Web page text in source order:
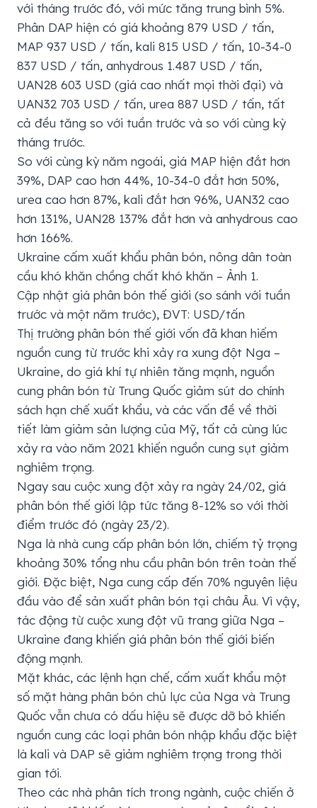
với tháng trước đó, với mức tăng trung bình 5%.
Phân DAP hiện có giá khoảng 879 USD / tấn,
MAP 937 USD / tấn, kali 815 USD / tấn, 10-34-0
837 USD / tấn, anhydrous 1.487 USD / tấn,
UAN28 603 USD (giá cao nhất mọi thời đại) và
UAN32 703 USD / tấn, urea 887 USD / tấn, tất
cả đều tăng so với tuần trước và so với cùng kỳ
tháng trước.
So với cùng kỳ năm ngoái, giá MAP hiện đắt hơn
39%, DAP cao hơn 44%, 10-34-0 đắt hơn 50%,
urea cao hơn 87%, kali đắt hơn 96%, UAN32 cao
hơn 131%, UAN28 137% đắt hơn và anhydrous cao
hơn 166%.
Ukraine cấm xuất khẩu phân bón, nông dân toàn
cầu khó khăn chồng chất khó khăn – Ảnh 1.
Cập nhật giá phân bón thế giới (so sánh với tuần
trước và một năm trước), ĐVT: USD/tấn
Thị trường phân bón thế giới vốn đã khan hiếm
nguồn cung từ trước khi xảy ra xung đột Nga –
Ukraine, do giá khí tự nhiên tăng mạnh, nguồn
cung phân bón từ Trung Quốc giảm sút do chính
sách hạn chế xuất khẩu, và các vấn đề về thời
tiết làm giảm sản lượng của Mỹ, tất cả cùng lúc
xảy ra vào năm 2021 khiến nguồn cung sụt giảm
nghiêm trọng.
Ngay sau cuộc xung đột xảy ra ngày 24/02, giá
phân bón thế giới lập tức tăng 8-12% so với thời
điểm trước đó (ngày 23/2).
Nga là nhà cung cấp phân bón lớn, chiếm tỷ trọng
khoảng 30% tổng nhu cầu phân bón trên toàn thế
giới. Đặc biệt, Nga cung cấp đến 70% nguyên liệu
đầu vào để sản xuất phân bón tại châu Âu. Vì vậy,
tác động từ cuộc xung đột vũ trang giữa Nga –
Ukraine đang khiến giá phân bón thế giới biến
động mạnh.
Mặt khác, các lệnh hạn chế, cấm xuất khẩu một
số mặt hàng phân bón chủ lực của Nga và Trung
Quốc vẫn chưa có dấu hiệu sẽ được dỡ bỏ khiến
nguồn cung các loại phân bón nhập khẩu đặc biệt
là kali và DAP sẽ giảm nghiêm trọng trong thời
gian tới.
Theo các nhà phân tích trong ngành, cuộc chiến ở